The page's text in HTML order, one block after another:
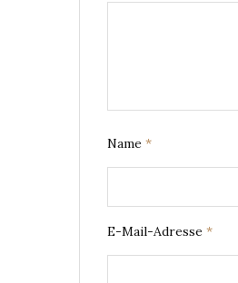
Name *
E-Mail-Adresse *